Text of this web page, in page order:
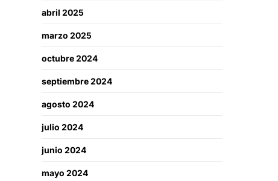
abril 2025
marzo 2025
octubre 2024
septiembre 2024
agosto 2024
julio 2024
junio 2024
mayo 2024